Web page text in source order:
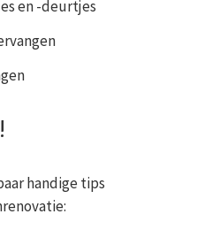
en -deurtjes
handige tips